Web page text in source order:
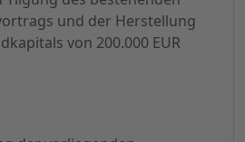
und der Herstellung
von 200.000 EUR